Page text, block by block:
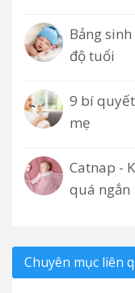
Bảng
độ tuổi
9 bí
mẹ
Catnap -
quá ngắn
Chuyên mục liên